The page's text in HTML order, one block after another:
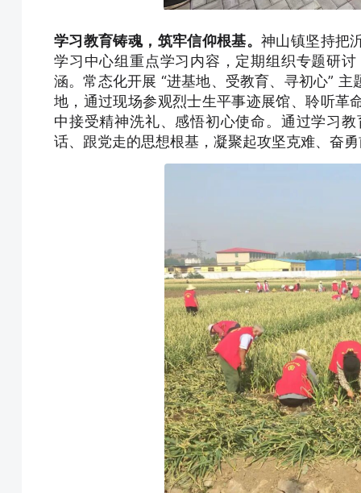
学习教育铸魂，筑牢信仰根基。神山镇坚持把
学习中心组重点学习内容，定期组织专题研
涵。常态化开展 “进基地、受教育、寻初心”
地，通过现场参观烈士生平事迹展馆、聆听革
中接受精神洗礼、感悟初心使命。通过学习
话、跟党走的思想根基，凝聚起攻坚克难、奋